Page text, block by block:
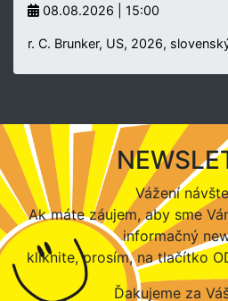
08.08.2026 | 15:00
r. C. Brunker, US, 2026,
Vážení
Ak máte záujem, aby sme
informačný
kliknite, prosím, na tlačítko
Ďakujeme za